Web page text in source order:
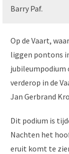
Barry Paf.
Op de Vaart,
liggen pontons
jubileumpodium
verderop in de
Jan Gerbrand
Dit podium is
Nachten het
eruit komt te